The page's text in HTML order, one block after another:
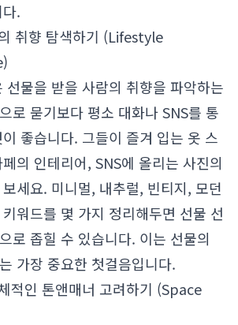
.
취향 탐색하기 (Lifestyle
선물을 받을 사람의 취향을 파악하는
로 묻기보다 평소 대화나 SNS를 통
좋습니다. 그들이 즐겨 입는 옷 스
의 인테리어, SNS에 올리는 사진의
세요. 미니멀, 내추럴, 빈티지, 모던
워드를 몇 가지 정리해두면 선물 선
로 좁힐 수 있습니다. 이는 선물의
가장 중요한 첫걸음입니다.
적인 톤앤매너 고려하기 (Space